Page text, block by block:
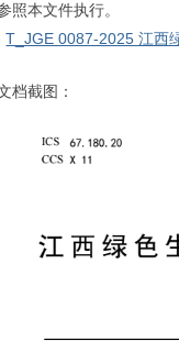
照本文件执行。
T_JGE 0087-2025 江西
档截图：